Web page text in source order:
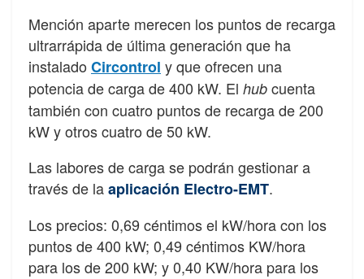
Mención aparte merecen los puntos de recarga
ultrarrápida de última generación que ha
instalado Circontrol y que ofrecen una
potencia de carga de 400 kW. El hub cuenta
también con cuatro puntos de recarga de 200
kW y otros cuatro de 50 kW.
Las labores de carga se podrán gestionar a
través de laaplicación Electro-EMT.
Los precios: 0,69 céntimos el kW/hora con los
puntos de 400 kW; 0,49 céntimos KW/hora
para los de 200 kW; y 0,40 KW/hora para los